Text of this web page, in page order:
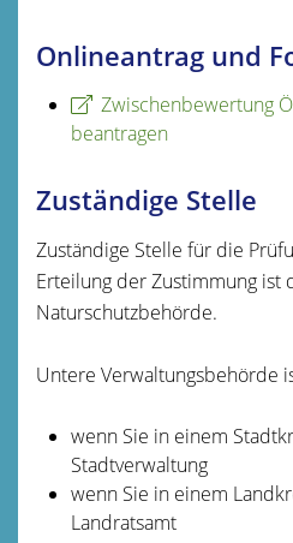
Onlineantrag und
Zwischenbewertung
beantragen
Zuständige Stelle
Zuständige Stelle für die
Erteilung der Zustimmung ist
Naturschutzbehörde.
Untere Verwaltungsbehörde
wenn Sie in einem
Stadtverwaltung
wenn Sie in einem
Landratsamt